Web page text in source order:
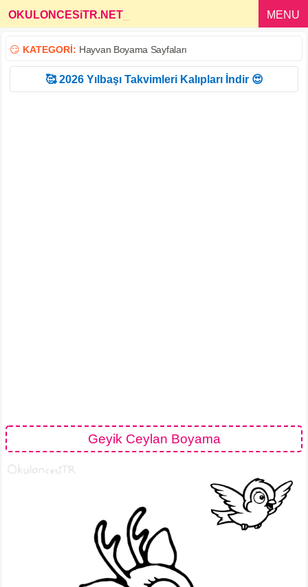
OKULONCESiTR.NET MENU
😏 KATEGORİ: Hayvan Boyama Sayfaları
🥰 2026 Yılbaşı Takvimleri Kalıpları İndir 😍
Geyik Ceylan Boyama